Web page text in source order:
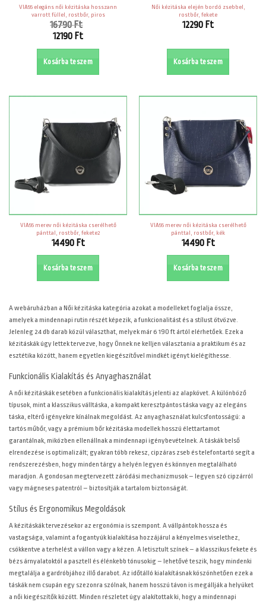
VIA55 elegáns női kézitáska hosszann
varrott füllel, rostbőr, piros
16790Ft
Original
16790 Ft.
12190 Ft
Current
price
is:
12190 Ft.
Kosárba teszem
Női kézitáska elején bordó zsebbel,
rostbőr, fekete
12290 Ft
Kosárba teszem
VIA55 merev női kézitáska cserélhető
pánttal, rostbőr, fekete2
14490 Ft
Kosárba teszem
VIA55 merev női kézitáska cserélhető
pánttal, rostbőr, kék
14490 Ft
Kosárba teszem
Awebáruházban a Női kézitáska kategória azokat a modelleket foglalja össze,
amelyek a mindennapi rutin részét képezik, a funkcionalitást és a stílust ötvözve.
Jelenleg 24 db darab közül választhat, melyek már 6 190 ft ártól elérhetőek. Ezek a
kézitáskák úgy lettek tervezve, hogy Önnek ne kelljen választania a praktikum és az
esztétika között, hanem egyetlen kiegészítővel mindkét igényt kielégíthesse.
Funkcionális Kialakítás és Anyaghasználat
A női kézitáskák esetében a funkcionális kialakítás jelenti az alapkövet. A különböző
típusok, mint a klasszikus válltáska, a kompakt keresztpántos táska vagy az elegáns
táska, eltérő igényekre kínálnak megoldást. Az anyaghasználat kulcsfontosságú: a
tartós műbőr, vagy a prémium bőr kézitáska modellek hosszú élettartamot
garantálnak, miközben ellenállnak a mindennapi igénybevételnek. A táskák belső
elrendezése is optimalizált; gyakran több rekesz, cipzáras zseb és telefontartó segít a
rendszerezésben, hogy minden tárgy a helyén legyen és könnyen megtalálható
maradjon. A gondosan megtervezett záródási mechanizmusok – legyen szó cipzárról
vagy mágneses patentról – biztosítják a tartalom biztonságát.
Stílus és Ergonomikus Megoldások
A kézitáskák tervezésekor az ergonómia is szempont. A vállpántok hossza és
vastagsága, valamint a fogantyúk kialakítása hozzájárul a kényelmes viselethez,
csökkentve a terhelést a vállon vagy a kézen. A letisztult színek – a klasszikus fekete és
bézs árnyalatoktól a pasztell és élénkebb tónusokig – lehetővé teszik, hogy mindenki
megtalálja a gardróbjához illő darabot. Az időtálló kialakításnak köszönhetően ezek a
táskák nem csupán egy szezonra szólnak, hanem hosszú távon is megállják a helyüket
a női kiegészítők között. Minden részletet úgy alakítottak ki, hogy a mindennapi